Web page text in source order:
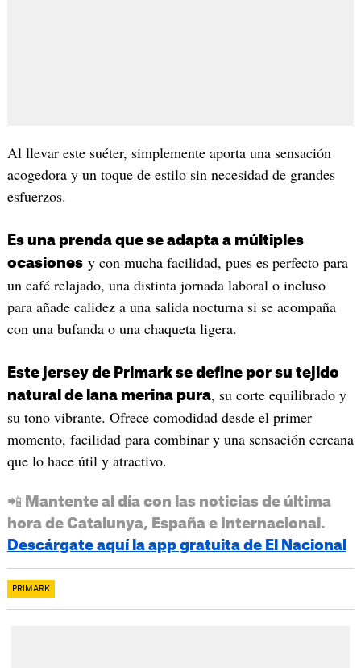
Al llevar este suéter, simplemente aporta una sensación
acogedora y un toque de estilo sin necesidad de grandes
esfuerzos.
Es una prenda que se adapta a múltiples
ocasionesy con mucha facilidad, pues es perfecto para
un café relajado, una distinta jornada laboral o incluso
para añade calidez a una salida nocturna si se acompaña
con una bufanda o una chaqueta ligera.
Este jersey de Primark se define por su tejido
natural de lana merina pura, su corte equilibrado y
su tono vibrante. Ofrece comodidad desde el primer
momento, facilidad para combinar y una sensación cercana
que lo hace útil y atractivo.
📲 Mantente al día con las noticias de última
hora de Catalunya, España e Internacional.
Descárgate aquí la app gratuita de El Nacional
PRIMARK